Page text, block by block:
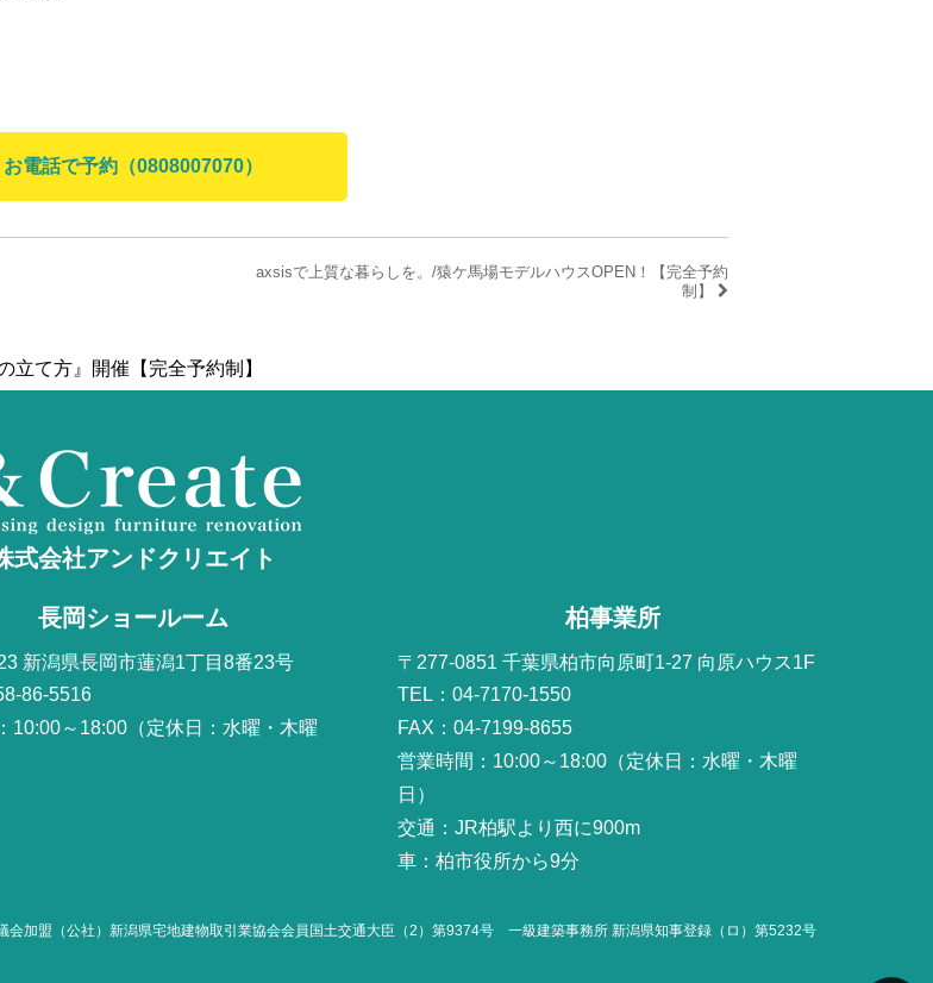
お電話で予約（0808007070）
axsisで上質な暮らしを。/猿ケ馬場モデルハウスOPEN！【完全予約
制】
立て方』開催【完全予約制】
式会社アンドクリエイト
長岡ショールーム
新潟県長岡市蓮潟1丁目8番23号
86-5516
10:00～18:00（定休日：水曜・木曜
柏事業所
〒277-0851 千葉県柏市向原町1-27 向原ハウス1F
TEL：04-7170-1550
FAX：04-7199-8655
営業時間：10:00～18:00（定休日：水曜・木曜
日）
交通：JR柏駅より西に900m
車：柏市役所から9分
会加盟 （公社）新潟県宅地建物取引業協会会員国土交通大臣（2）第9374号 一級建築事務所 新潟県知事登録（ロ）第5232号